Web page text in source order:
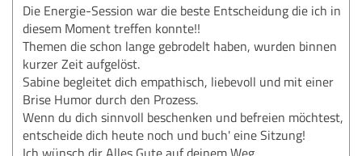
Die Energie-Session war die beste Entscheidung die ich in
diesem Moment treffen konnte!!
Themen die schon lange gebrodelt haben, wurden binnen
kurzer Zeit aufgelöst.
Sabine begleitet dich empathisch, liebevoll und mit einer
Brise Humor durch den Prozess.
Wenn du dich sinnvoll beschenken und befreien möchtest,
entscheide dich heute noch und buch' eine Sitzung!